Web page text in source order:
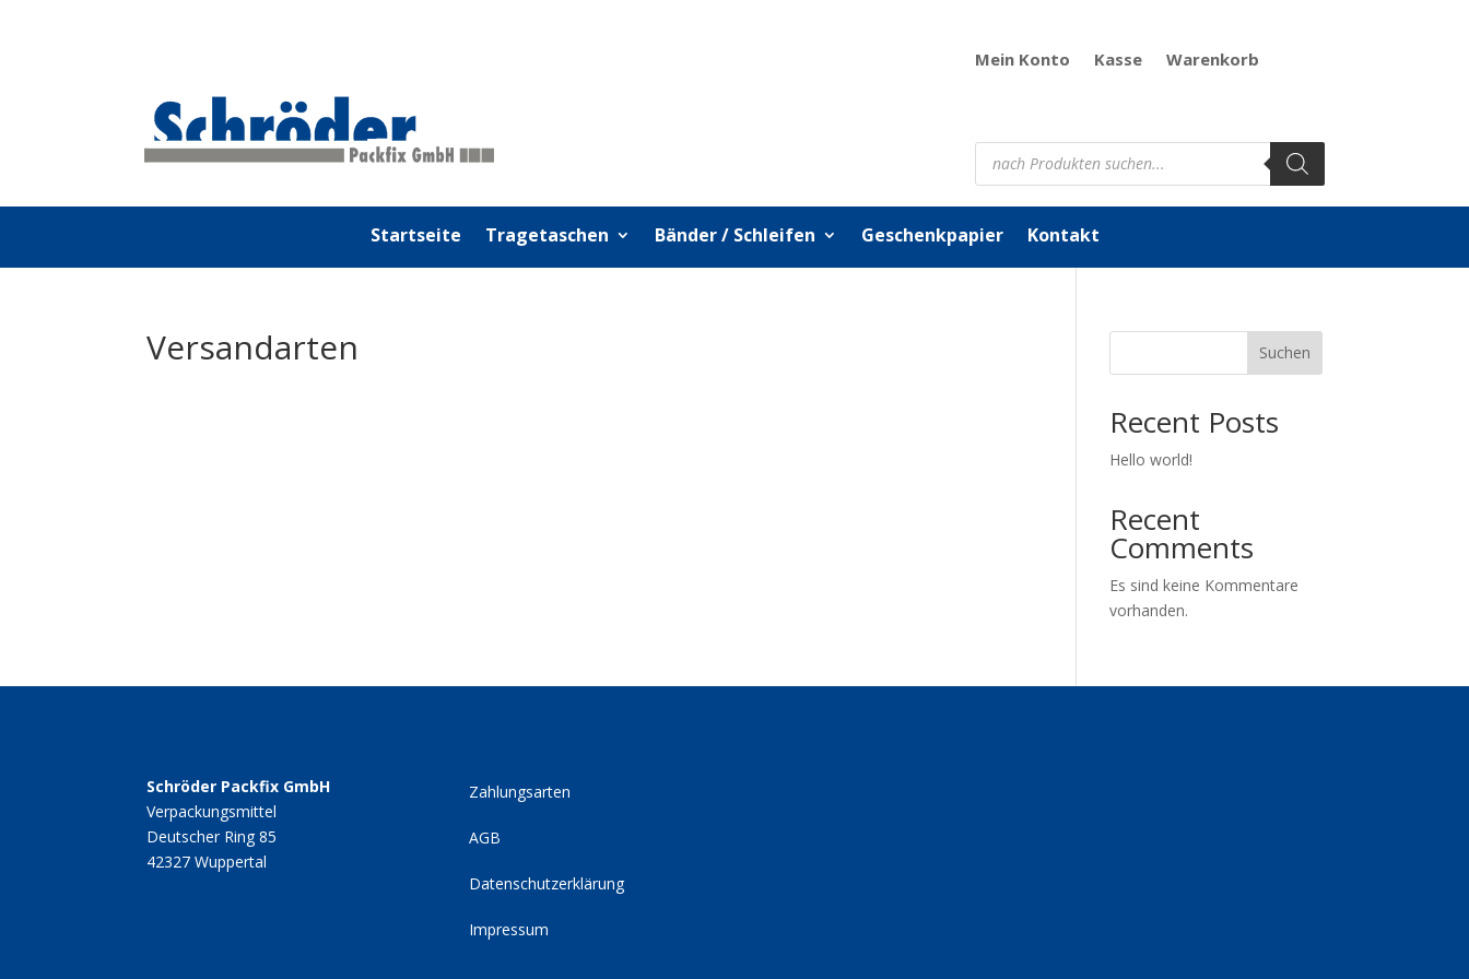
Mein Konto Kasse Warenkorb
Products
search
Startseite Tragetaschen Bänder / Schleifen Geschenkpapier Kontakt
Versandarten Suchen
Recent Posts
Hello world!
Recent
Comments
Es sind keine Kommentare
vorhanden.
Schröder Packfix GmbH
Verpackungsmittel
Deutscher Ring 85
42327 Wuppertal
Zahlungsarten
AGB
Datenschutzerklärung
Impressum